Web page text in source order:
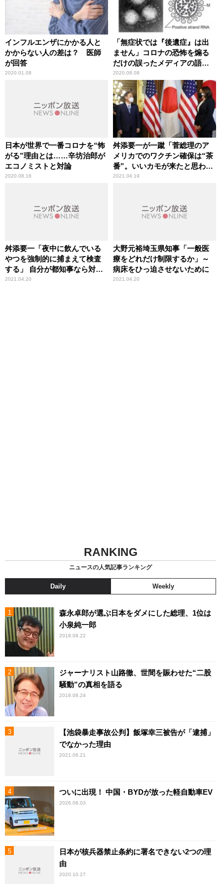
インフルエンザにかかる人と
かからない人の差は？ 医師
が回答
2020.01.08
「無症状では『後遺症』は出
ません」コロナの恐怖を煽る
だけの誤ったメディアの語法
に辛坊治郎が異議
2020.08.08
日本が世界で一番コロナを“怖
がる”理由とは……辛坊治郎が
エコノミストと対論
2020.08.16
舛添要一が一蹴「菅総理のア
メリカでのワクチン確保は“茶
番”。いいカモが来たと思われ
ている」
2021.04.19
舛添要一「夜中に飲んでいる
やつを強制的に捕まえて検査
する」 自分が都知事なら対策
をどうするか
2021.04.20
大野元裕埼玉県知事「一般医
療をどれだけ制限するか」～
病床をひっ迫させないために
2021.04.20
RANKING
ニュースの人気記事ランキング
Daily Weekly
森永卓郎が選ぶ日本をダメにした総理、1位は
小泉純一郎
2018.08.22
ジャーナリスト山路徹、世間を賑わせた“二股
騒動”の真相を語る
2018.08.24
【池袋暴走事故公判】飯塚幸三被告が「逮捕」
でなかった理由
2021.06.21
ついに出現！ 中国・BYDが放った軽自動車EV
2026.08.03
日本が核兵器禁止条約に署名できない2つの理
由
2020.10.27